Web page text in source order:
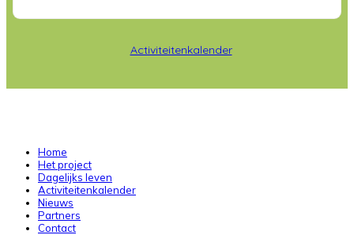
Activiteitenkalender
Home
Het project
Dagelijks leven
Activiteitenkalender
Nieuws
Partners
Contact